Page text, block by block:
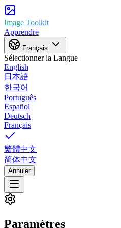
Image Toolkit
Apprendre
Français
Sélectionner la Langue
English
日本語
한국어
Português
Español
Deutsch
Français
繁體中文
简体中文
Annuler
Paramètres